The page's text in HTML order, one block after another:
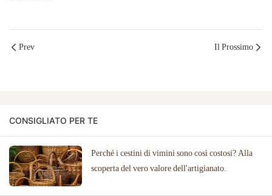
Prev Il Prossimo
CONSIGLIATO PER TE
Perché i cestini di vimini sono così costosi? Alla
scoperta del vero valore dell'artigianato.